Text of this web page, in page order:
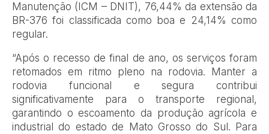
Manutenção (ICM – DNIT), 76,44% da extensão da
BR-376 foi classificada como boa e 24,14% como
regular.
“Após o recesso de final de ano, os serviços foram
retomados em ritmo pleno na rodovia. Manter a
rodovia funcional e segura contribui
significativamente para o transporte regional,
garantindo o escoamento da produção agrícola e
industrial do estado de Mato Grosso do Sul. Para